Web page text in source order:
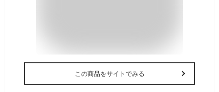
この商品をサイトでみる